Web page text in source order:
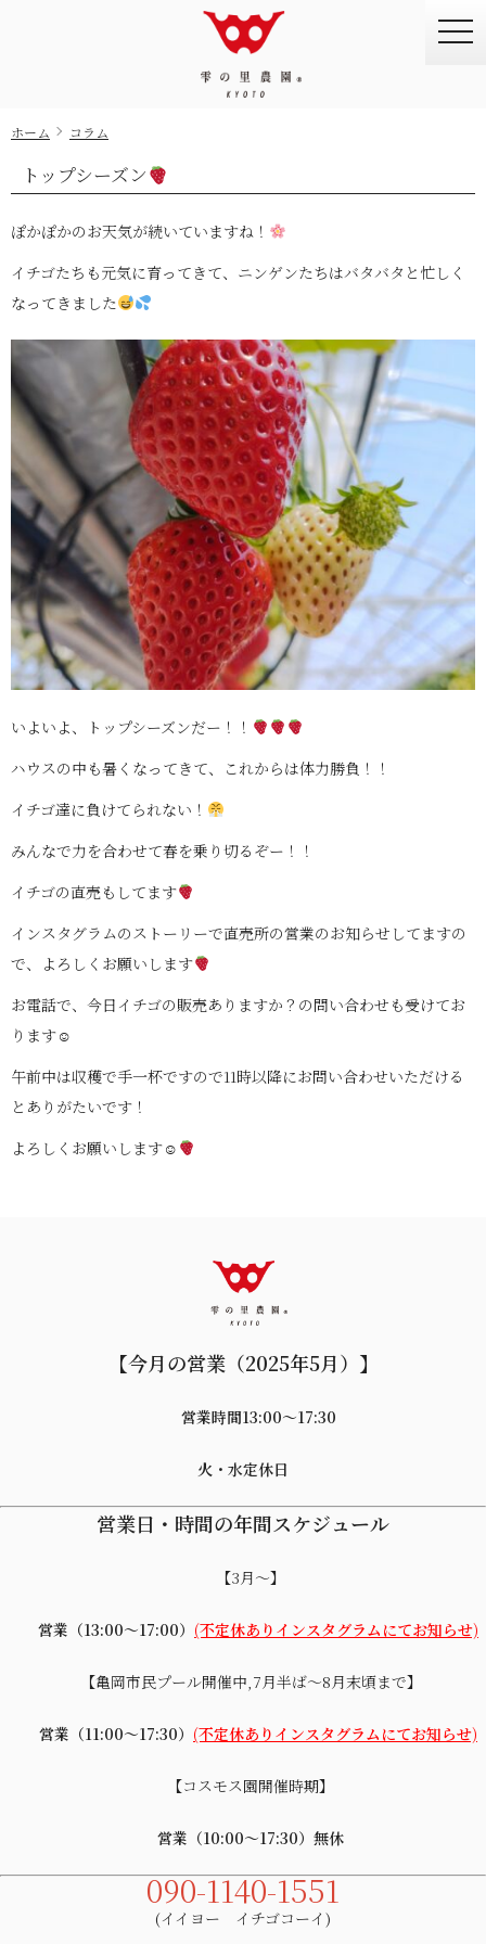
ホーム コラム
トップシーズン
ぽかぽかのお天気が続いていますね！
イチゴたちも元気に育ってきて、ニンゲンたちはバタバタと忙しく
なってきました
いよいよ、トップシーズンだー！！
ハウスの中も暑くなってきて、これからは体力勝負！！
イチゴ達に負けてられない！
みんなで力を合わせて春を乗り切るぞー！！
イチゴの直売もしてます
インスタグラムのストーリーで直売所の営業のお知らせしてますの
で、よろしくお願いします
お電話で、今日イチゴの販売ありますか？の問い合わせも受けてお
ります☺
午前中は収穫で手一杯ですので11時以降にお問い合わせいただける
とありがたいです！
よろしくお願いします☺
【今月の営業（2025年5月）】
営業時間13:00〜17:30
火・水定休日
営業日・時間の年間スケジュール
【3月～】
営業（13:00～17:00） (不定休ありインスタグラムにてお知らせ)
【亀岡市民プール開催中,7月半ば～8月末頃まで】
営業（11:00～17:30） (不定休ありインスタグラムにてお知らせ)
【コスモス園開催時期】
営業（10:00～17:30）無休
090-1140-1551
(イイヨー イチゴコーイ)